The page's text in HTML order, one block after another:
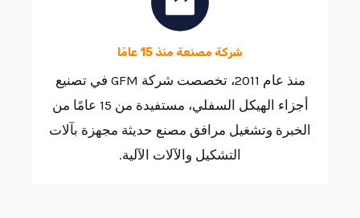
شركة مصنعة منذ 15 عامًا
منذ عام 2011، تخصصت شركة GFM في تصنيع
أجزاء الهيكل السفلي، مستفيدة من 15 عامًا من
الخبرة وتشغيل مرافق مصنع حديثة مجهزة بآلات
التشكيل والآلات الآلية.